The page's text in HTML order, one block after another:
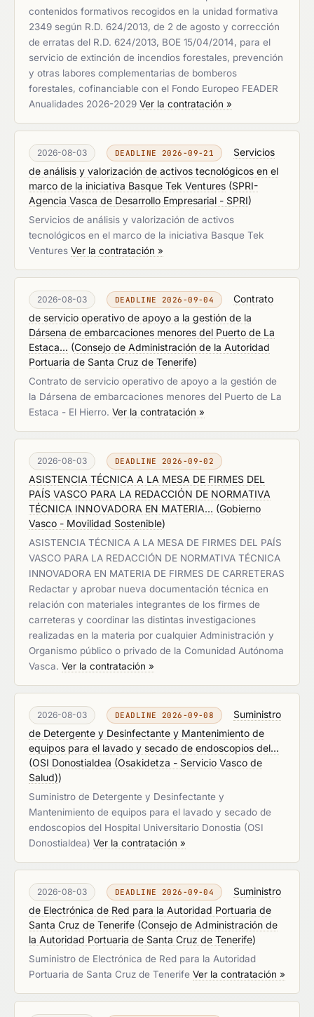
contenidos formativos recogidos en la unidad formativa
2349 según R.D. 624/2013, de 2 de agosto y corrección
de erratas del R.D. 624/2013, BOE 15/04/2014, para el
servicio de extinción de incendios forestales, prevención
y otras labores complementarias de bomberos
forestales, cofinanciable con el Fondo Europeo FEADER
Anualidades 2026-2029 Ver la contratación »
2026-08-03 DEADLINE 2026-09-21
Servicios
de análisis y valorización de activos tecnológicos en el
marco de la iniciativa Basque Tek Ventures (SPRI-
Agencia Vasca de Desarrollo Empresarial - SPRI)
Servicios de análisis y valorización de activos
tecnológicos en el marco de la iniciativa Basque Tek
Ventures Ver la contratación »
2026-08-03 DEADLINE 2026-09-04
Contrato
de servicio operativo de apoyo a la gestión de la
Dársena de embarcaciones menores del Puerto de La
Estaca... (Consejo de Administración de la Autoridad
Portuaria de Santa Cruz de Tenerife)
Contrato de servicio operativo de apoyo a la gestión de
la Dársena de embarcaciones menores del Puerto de La
Estaca - El Hierro. Ver la contratación »
2026-08-03 DEADLINE 2026-09-02
ASISTENCIA TÉCNICA A LA MESA DE FIRMES DEL
PAÍS VASCO PARA LA REDACCIÓN DE NORMATIVA
TÉCNICA INNOVADORA EN MATERIA... (Gobierno
Vasco - Movilidad Sostenible)
ASISTENCIA TÉCNICA A LA MESA DE FIRMES DEL PAÍS
VASCO PARA LA REDACCIÓN DE NORMATIVA TÉCNICA
INNOVADORA EN MATERIA DE FIRMES DE CARRETERAS
Redactar y aprobar nueva documentación técnica en
relación con materiales integrantes de los firmes de
carreteras y coordinar las distintas investigaciones
realizadas en la materia por cualquier Administración y
Organismo público o privado de la Comunidad Autónoma
Vasca. Ver la contratación »
2026-08-03 DEADLINE 2026-09-08
Suministro
de Detergente y Desinfectante y Mantenimiento de
equipos para el lavado y secado de endoscopios del...
(OSI Donostialdea (Osakidetza - Servicio Vasco de
Salud))
Suministro de Detergente y Desinfectante y
Mantenimiento de equipos para el lavado y secado de
endoscopios del Hospital Universitario Donostia (OSI
Donostialdea) Ver la contratación »
2026-08-03 DEADLINE 2026-09-04
Suministro
de Electrónica de Red para la Autoridad Portuaria de
Santa Cruz de Tenerife (Consejo de Administración de
la Autoridad Portuaria de Santa Cruz de Tenerife)
Suministro de Electrónica de Red para la Autoridad
Portuaria de Santa Cruz de Tenerife Ver la contratación »